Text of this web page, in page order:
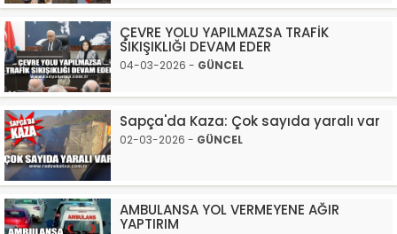
ÇEVRE YOLU YAPILMAZSA TRAFİK
SIKIŞIKLIĞI DEVAM EDER
04-03-2026 - GÜNCEL
Sapça'da Kaza: Çok sayıda yaralı var
02-03-2026 - GÜNCEL
AMBULANSA YOL VERMEYENE AĞIR
YAPTIRIM